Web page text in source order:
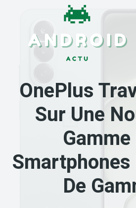
OnePlus
Sur Une
Gamme
Smartphones
De